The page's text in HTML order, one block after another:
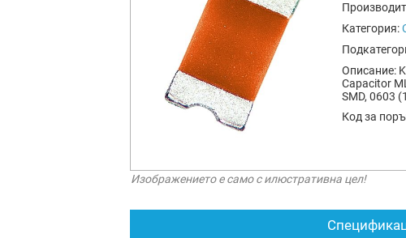
Категория:
Описание:
Capacitor
SMD, 0603
Код за
Изображението е само с илюстративна цел!